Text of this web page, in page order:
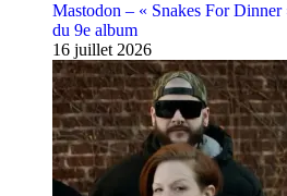
Mastodon – « Snakes For
du 9e album
16 juillet 2026